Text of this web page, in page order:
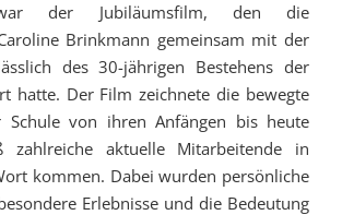
der Jubiläumsfilm, den die
Brinkmann gemeinsam mit der
des 30-jährigen Bestehens der
hatte. Der Film zeichnete die bewegte
Schule von ihren Anfängen bis heute
aktuelle Mitarbeitende in
kommen. Dabei wurden persönliche
Erlebnisse und die Bedeutung